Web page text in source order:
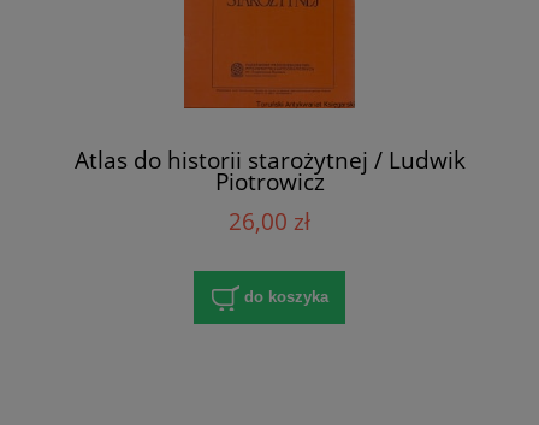
Atlas do historii starożytnej / Ludwik
Piotrowicz
26,00 zł
do koszyka